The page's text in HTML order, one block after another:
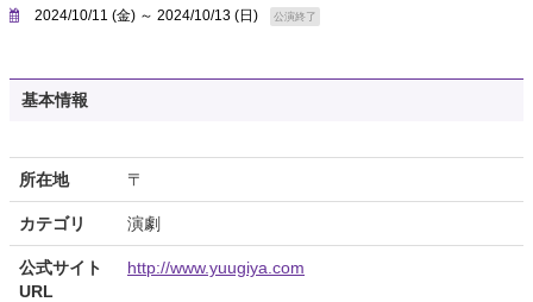
2024/10/11 (金) ～ 2024/10/13 (日) 公演終了
基本情報
所在地 〒
カテゴリ 演劇
公式サイト
URL
http://www.yuugiya.com